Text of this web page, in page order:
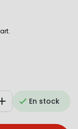
AugmenterEn stock